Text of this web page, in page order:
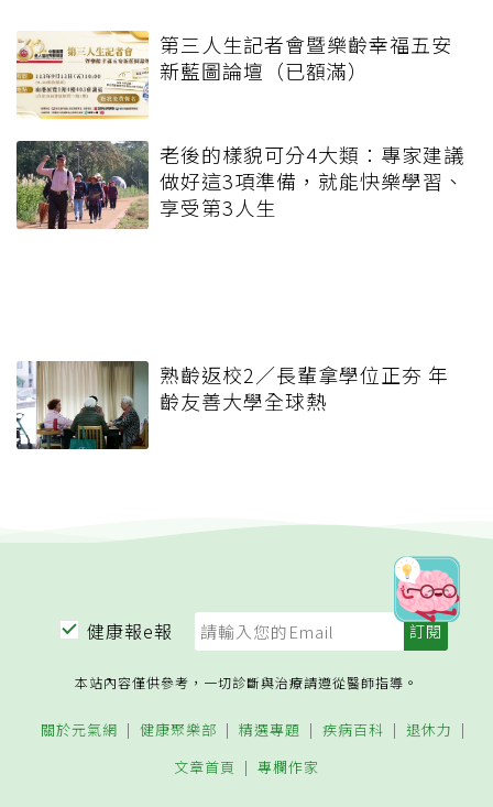
第三人生記者會暨樂齡幸福五安
新藍圖論壇（已額滿）
老後的樣貌可分4大類：專家建議
做好這3項準備，就能快樂學習、
享受第3人生
熟齡返校2／長輩拿學位正夯 年
齡友善大學全球熱
健康報e報
本站內容僅供參考，一切診斷與治療請遵從醫師指導。
關於元氣網 健康聚樂部 精選專題 疾病百科
退休力
文章首頁
專欄作家